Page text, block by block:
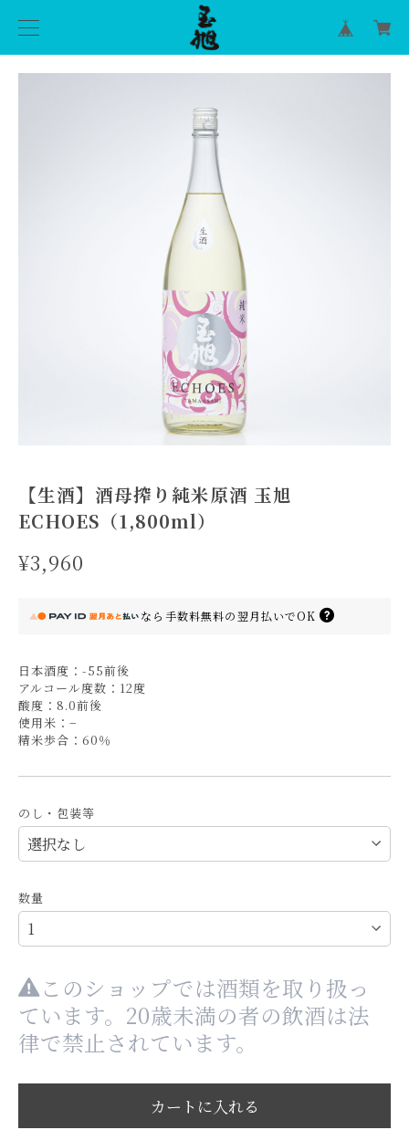
【生酒】酒母搾り純米原酒 玉旭
ECHOES（1,800ml）
¥3,960
なら 手数料無料の翌月払いでOK
日本酒度：-55前後
アルコール度数：12度
酸度：8.0前後
使用米：−
精米歩合：60％
のし・包装等
数量
このショップでは酒類を取り扱っ
ています。20歳未満の者の飲酒は法
律で禁止されています。
カートに入れる